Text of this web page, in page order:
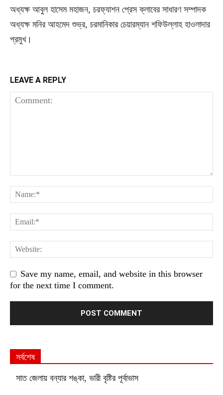
অধ্যক্ষ আবুল হাসেম মহাজন, চরফ্যাশন প্রেস ক্লাবের সাধারণ সম্পাদক
অধ্যক্ষ মনির আহমেদ শুভ্র, চরমানিকার চেয়ারম্যান শফিউল্লাহ হাওলাদার
প্রমুখ।
LEAVE A REPLY
Save my name, email, and website in this browser
for the next time I comment.
সর্বশেষ
সাত জেলায় বন্যার শঙ্কা, ভারী বৃষ্টির পূর্বাভাস